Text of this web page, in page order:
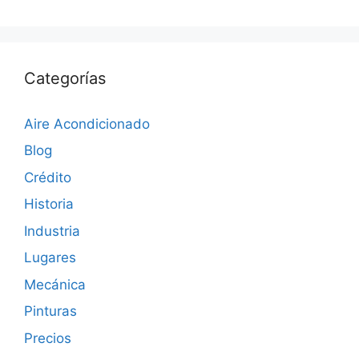
Categorías
Aire Acondicionado
Blog
Crédito
Historia
Industria
Lugares
Mecánica
Pinturas
Precios